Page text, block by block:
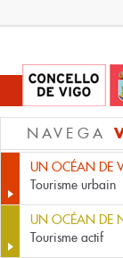
NAVEGA
UN OCÉAN DE
Tourisme urbain
UN OCÉAN DE
Tourisme actif